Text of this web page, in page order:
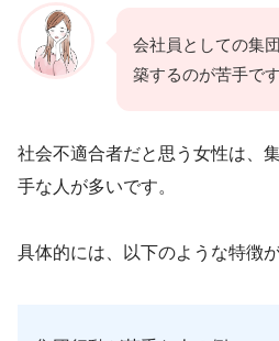
会社員としての集
築するのが苦手で
社会不適合者だと思う女性は、
手な人が多いです。
具体的には、以下のような特徴が